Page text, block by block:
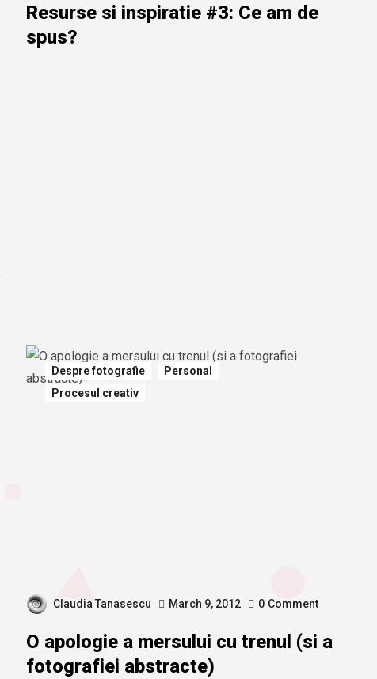
Resurse si inspiratie #3: Ce am de
spus?
Despre fotografie
Personal
Procesul creativ
Claudia Tanasescu March 9, 2012 0 Comment
O apologie a mersului cu trenul (si a
fotografiei abstracte)